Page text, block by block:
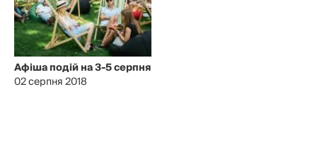
Афіша подій на 3-5 серпня
02 серпня 2018